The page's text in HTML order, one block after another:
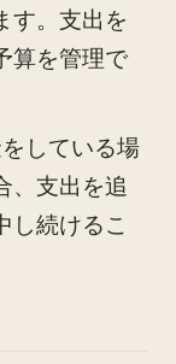
す。支出を
算を管理で
している場
、支出を追
し続けるこ